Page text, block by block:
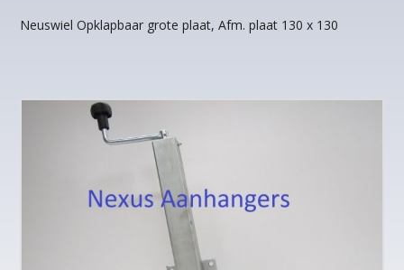
Neuswiel Opklapbaar grote plaat, Afm. plaat 130 x 130